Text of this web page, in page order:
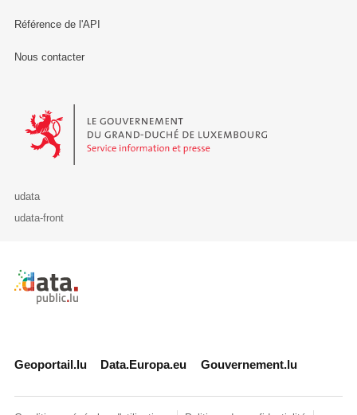
Référence de l'API
Nous contacter
Le Gouvernement du Grand-Duché de Luxembourg - Service
udata
udata-front
Retour à l'accueil de data.public.lu
Geoportail.lu Data.Europa.eu Gouvernement.lu